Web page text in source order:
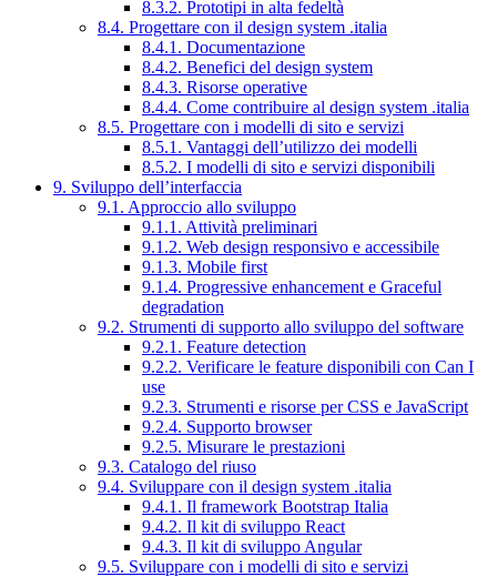
8.3.2. Prototipi in alta fedeltà
8.4. Progettare con il design system .italia
8.4.1. Documentazione
8.4.2. Benefici del design system
8.4.3. Risorse operative
8.4.4. Come contribuire al design system .italia
8.5. Progettare con i modelli di sito e servizi
8.5.1. Vantaggi dell’utilizzo dei modelli
8.5.2. I modelli di sito e servizi disponibili
9. Sviluppo dell’interfaccia
9.1. Approccio allo sviluppo
9.1.1. Attività preliminari
9.1.2. Web design responsivo e accessibile
9.1.3. Mobile first
9.1.4. Progressive enhancement e Graceful
degradation
9.2. Strumenti di supporto allo sviluppo del software
9.2.1. Feature detection
9.2.2. Verificare le feature disponibili con Can I
use
9.2.3. Strumenti e risorse per CSS e JavaScript
9.2.4. Supporto browser
9.2.5. Misurare le prestazioni
9.3. Catalogo del riuso
9.4. Sviluppare con il design system .italia
9.4.1. Il framework Bootstrap Italia
9.4.2. Il kit di sviluppo React
9.4.3. Il kit di sviluppo Angular
9.5. Sviluppare con i modelli di sito e servizi